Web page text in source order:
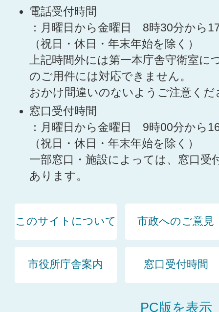
電話受付時間
：月曜日から金曜日 8時30分から
（祝日・休日・年末年始を除く）
上記時間外には第一本庁舎守衛室に
のご用件には対応できません。
おかけ間違いのないようご注意くだ
窓口受付時間
：月曜日から金曜日 9時00分から
（祝日・休日・年末年始を除く）
一部窓口・施設によっては、窓口受
あります。
このサイトについて 市政へのご意見
市役所庁舎案内 窓口受付時間
PC版を表示